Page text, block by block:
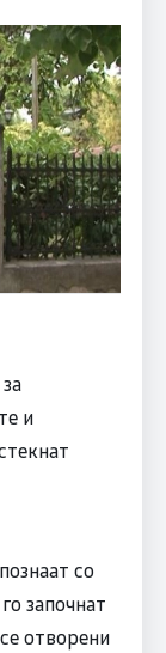
и
со
започнат
отворени